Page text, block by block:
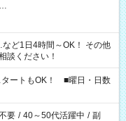
…
4時間～OK！ その他
談ください！
ートもOK！ ■曜日・日数
要 / 40～50代活躍中 / 副